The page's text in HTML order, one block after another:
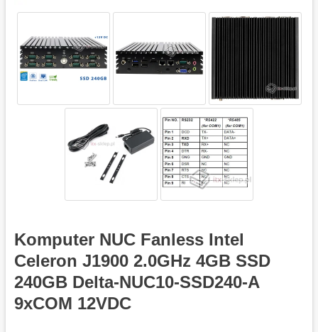
Komputer NUC Fanless Intel
Celeron J1900 2.0GHz 4GB SSD
240GB Delta-NUC10-SSD240-A
9xCOM 12VDC